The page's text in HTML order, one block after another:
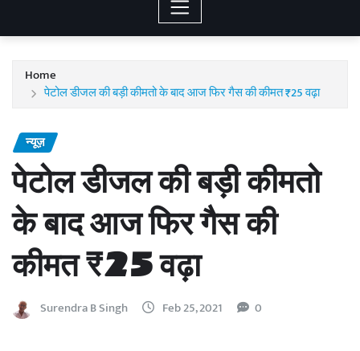
Home
पेटोल डीजल की बड़ी कीमतो के बाद आज फिर गैस की कीमत ₹25 वढ़ा
न्यूज़
पेटोल डीजल की बड़ी कीमतो
के बाद आज फिर गैस की
कीमत ₹25 वढ़ा
Surendra B Singh Feb 25, 2021 0